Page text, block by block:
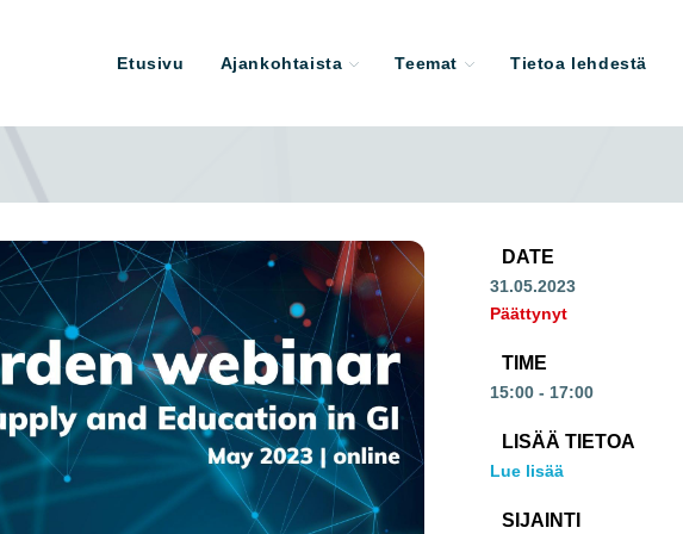
Etusivu Ajankohtaista Teemat Tietoa lehdestä
DATE
31.05.2023
Päättynyt
TIME
15:00 - 17:00
LISÄÄ TIETOA
Lue lisää
SIJAINTI